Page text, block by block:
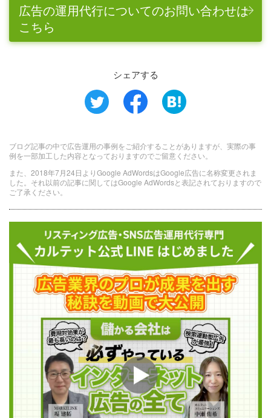
広告の運用代行についてのお問い合わせは
こちら
シェアする
ブログ記事の中で広告運用の事例をご紹介することがありますが、実際の事
例を一部加工した内容となっておりますのでご留意ください。
また、2018年7月24日よりGoogle AdWordsはGoogle広告に名称変更されま
した。それ以前の記事に関してはGoogle AdWordsと表記されておりますので
ご了承ください。